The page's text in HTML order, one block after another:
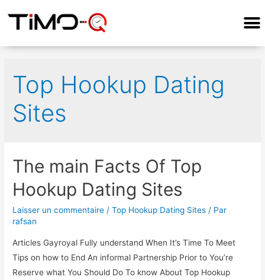
Top Hookup Dating
Sites
The main Facts Of Top
Hookup Dating Sites
Laisser un commentaire /Top Hookup Dating Sites / Par
rafsan
Articles Gayroyal Fully understand When It’s Time To Meet
Tips on how to End An informal Partnership Prior to You’re
Reserve what You Should Do To know About Top Hookup